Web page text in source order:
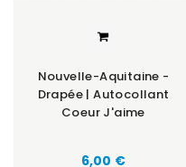
Nouvelle-Aquitaine -
Drapée | Autocollant
Coeur J'aime
Prix
6,00 €